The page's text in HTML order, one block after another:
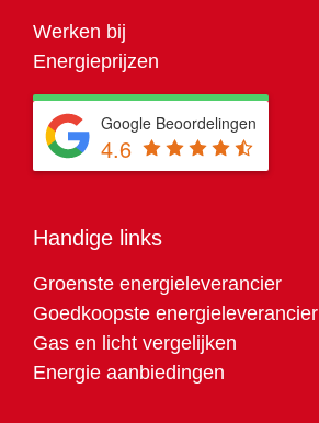
Werken bij
Energieprijzen
Google Beoordelingen
4.6
Handige links
Groenste energieleverancier
Goedkoopste energieleverancier
Gas en licht vergelijken
Energie aanbiedingen